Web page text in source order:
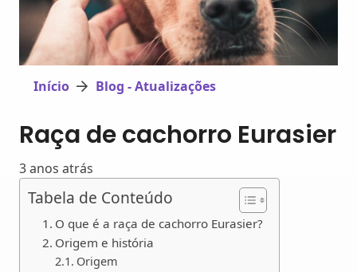
Início Blog - Atualizações
Raça de cachorro Eurasier
3 anos atrás
Tabela de Conteúdo
O que é a raça de cachorro Eurasier?
Origem e história
Origem